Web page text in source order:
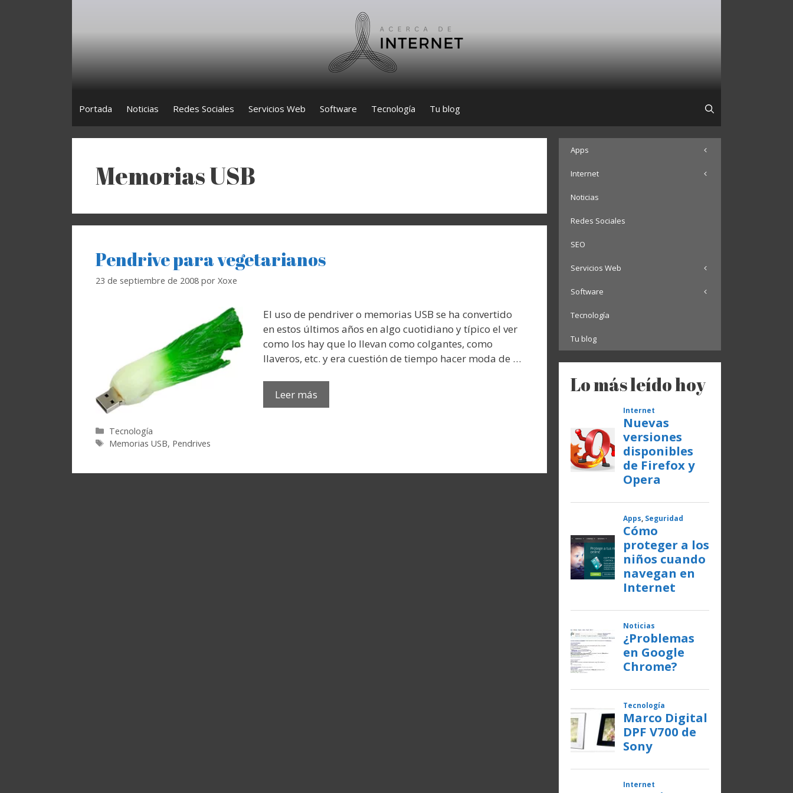
Portada Noticias Redes Sociales Servicios Web Software Tecnología Tu blog
Memorias USB
Pendrive para vegetarianos
23 de septiembre de 2008 por Xoxe
El uso de pendriver o memorias USB se ha convertido
en estos últimos años en algo cuotidiano y típico el ver
como los hay que lo llevan como colgantes, como
llaveros, etc. y era cuestión de tiempo hacer moda de …
Leer más
Categorías
Tecnología
Etiquetas
Memorias USB, Pendrives
Apps
Internet
Noticias
Redes Sociales
SEO
Servicios Web
Software
Tecnología
Tu blog
Lo más leído hoy